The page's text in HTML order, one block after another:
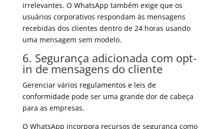
irrelevantes. O WhatsApp também exige que os
usuários corporativos respondam às mensagens
recebidas dos clientes dentro de 24 horas usando
uma mensagem sem modelo.
6. Segurança adicionada com opt-
in de mensagens do cliente
Gerenciar vários regulamentos e leis de
conformidade pode ser uma grande dor de cabeça
para as empresas.
O WhatsApp incorpora recursos de segurança como